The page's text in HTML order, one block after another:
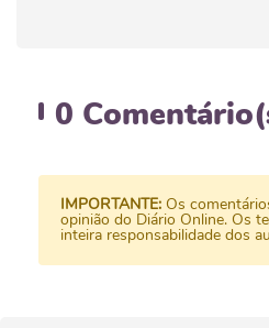
0
IMPORTANTE: Os
opinião do Diário Online. Os
inteira responsabilidade dos